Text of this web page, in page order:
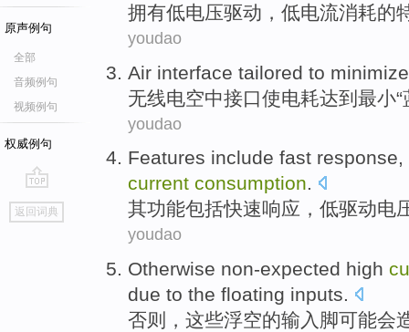
原声例句
全部
音频例句
视频例句
权威例句
go
top
返回词典
拥有低电压驱动 ，低电流消耗的
youdao
Air interface tailored to minimize
无线电空中接口使电耗达到 最小
youdao
Features include fast response,
current consumption.
其功能包括快速响应 ， 低驱动电
youdao
Otherwise non-expected high
due to the floating inputs.
否则
，这些浮空的输入 脚可能会